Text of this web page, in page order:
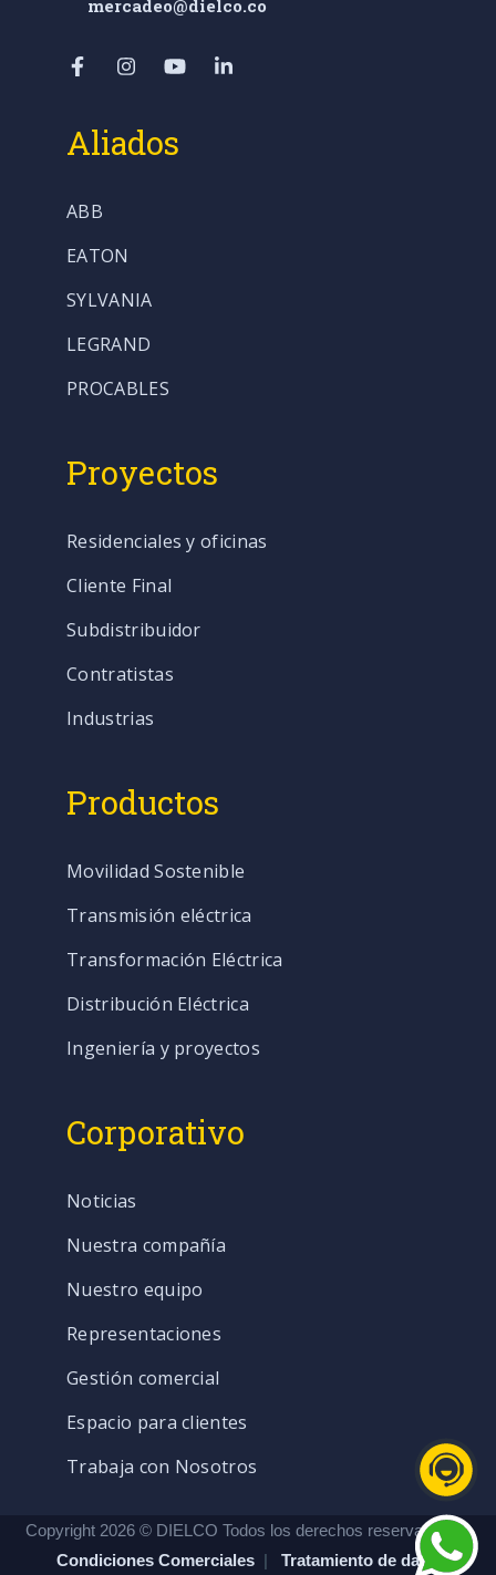
mercadeo@dielco.co
Aliados
ABB
EATON
SYLVANIA
LEGRAND
PROCABLES
Proyectos
Residenciales y oficinas
Cliente Final
Subdistribuidor
Contratistas
Industrias
Productos
Movilidad Sostenible
Transmisión eléctrica
Transformación Eléctrica
Distribución Eléctrica
Ingeniería y proyectos
Corporativo
Noticias
Nuestra compañía
Nuestro equipo
Representaciones
Gestión comercial
Espacio para clientes
Trabaja con Nosotros
Copyright 2026 © DIELCO Todos los derechos reservados. |
Condiciones Comerciales | Tratamiento de datos